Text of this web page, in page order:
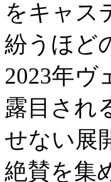
をキャス
紛うほど
2023年ヴ
露目され
せない展
絶賛を集